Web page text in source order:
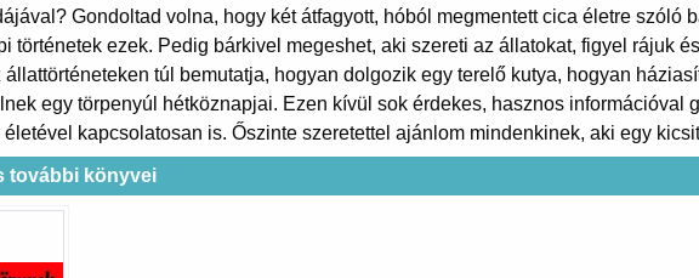
Gondoltad volna, hogy két átfagyott, hóból megmentett cica életre szóló
történetek ezek. Pedig bárkivel megeshet, aki szereti az állatokat, figyel rájuk
túl bemutatja, hogyan dolgozik egy terelő kutya, hogyan
egy törpenyúl hétköznapjai. Ezen kívül sok érdekes, hasznos információval
életével kapcsolatosan is. Őszinte szeretettel ajánlom mindenkinek, aki egy
további könyvei